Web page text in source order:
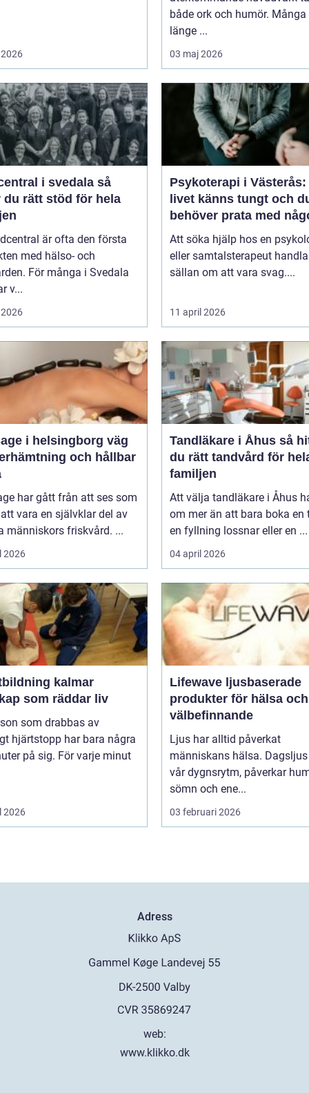
både ork och humör. Många
länge ...
03 maj 2026
i svedala så
du rätt stöd för hela
är ofta den första
med hälso- och
För många i Svedala
v...
Psykoterapi i Västerås:
livet känns tungt och
behöver prata med
Att söka hjälp hos en
eller samtalsterapeut
sällan om att vara svag....
11 april 2026
i helsingborg väg
och hållbar
har gått från att ses som
vara en självklar del av
människors friskvård. ...
2026
Tandläkare i Åhus så hittar
du rätt tandvård för
familjen
Att välja tandläkare i Åhus
om mer än att bara boka en
en fyllning lossnar eller en ...
04 april 2026
kalmar
som räddar liv
som drabbas av
hjärtstopp har bara några
på sig. För varje minut
2026
Lifewave ljusbaserade
produkter för hälsa och
välbefinnande
Ljus har alltid påverkat
människans hälsa.
vår dygnsrytm, påverkar
sömn och ene...
03 februari 2026
Adress
web:
www.klikko.dk